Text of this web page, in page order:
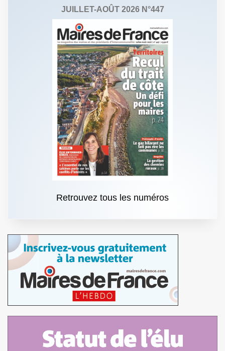
JUILLET-AOÛT 2026 N°447
Retrouvez tous les numéros